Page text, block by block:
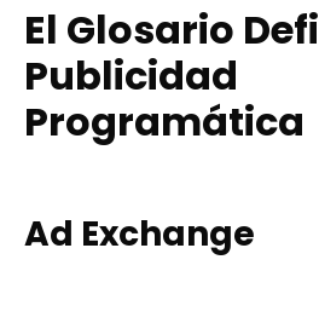
El Glosario
Publicidad
Programática
Ad Exchange